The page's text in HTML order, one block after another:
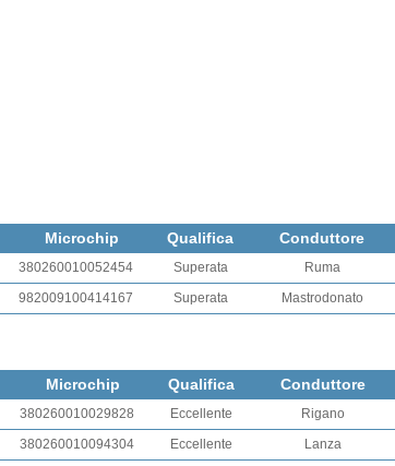
Microchip Qualifica Conduttore
380260010052454 Superata Ruma
982009100414167 Superata Mastrodonato
Microchip Qualifica Conduttore
380260010029828 Eccellente Rigano
380260010094304 Eccellente Lanza